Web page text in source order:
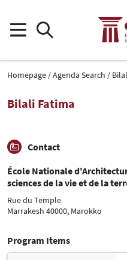
Homepage Agenda Search
Bilali Fatima
Contact
École Nationale
sciences de la vie et de la
Rue du Temple
Marrakesh 40000, Marokko
Program Items